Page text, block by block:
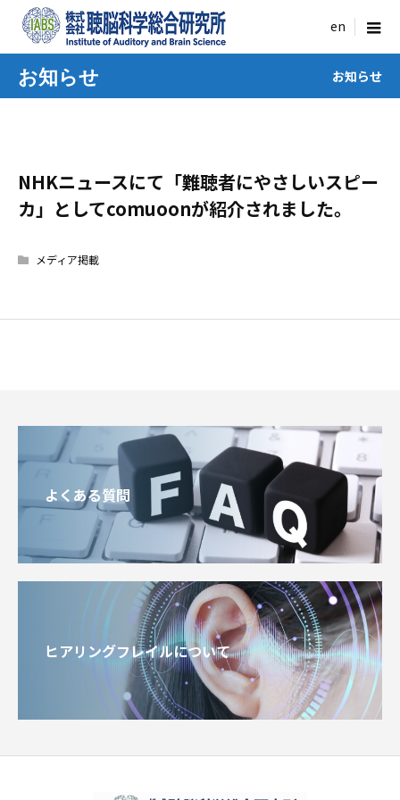
menu
お知らせ お知らせ
NHKニュースにて「難聴者にやさしいスピー
カ」としてcomuoonが紹介されました。
メディア掲載
よくある質問
ヒアリングフレイルについて